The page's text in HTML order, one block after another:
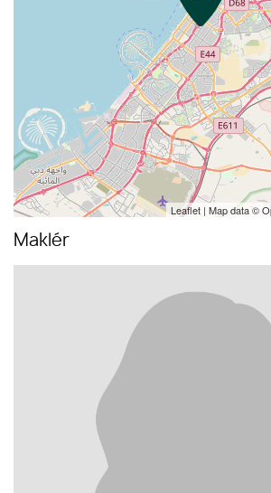
Leaflet | Map data ©
Maklér